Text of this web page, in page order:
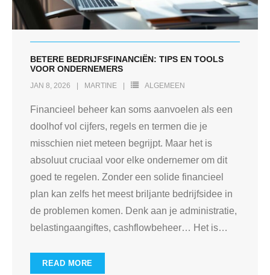
BETERE BEDRIJFSFINANCIËN: TIPS EN TOOLS
VOOR ONDERNEMERS
JAN 8, 2026 MARTINE ALGEMEEN
Financieel beheer kan soms aanvoelen als een
doolhof vol cijfers, regels en termen die je
misschien niet meteen begrijpt. Maar het is
absoluut cruciaal voor elke ondernemer om dit
goed te regelen. Zonder een solide financieel
plan kan zelfs het meest briljante bedrijfsidee in
de problemen komen. Denk aan je administratie,
belastingaangiftes, cashflowbeheer… Het is…
READ MORE